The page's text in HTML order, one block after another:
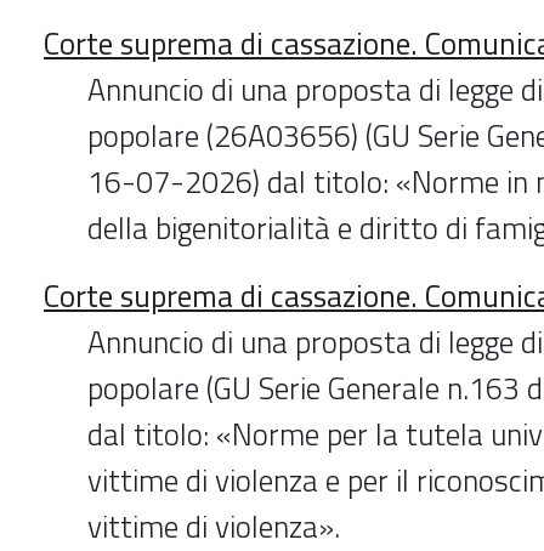
Corte suprema di cassazione.
Annuncio di una proposta di legge
popolare (26A03656) (GU Serie
16-07-2026) dal titolo: «Norme in
della bigenitorialità e diritto di
Corte suprema di cassazione.
Annuncio di una proposta di legge
popolare (GU Serie Generale
dal titolo: «Norme per la tutela
vittime di violenza e per il
vittime di violenza».